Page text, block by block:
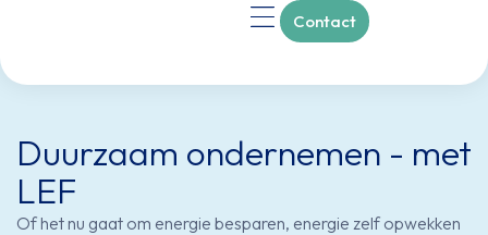
Contact
Duurzaam ondernemen - met
LEF
Of het nu gaat om energie besparen, energie zelf opwekken